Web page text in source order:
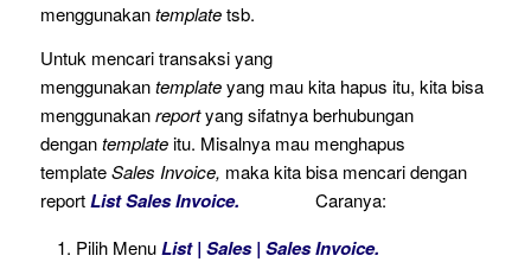
menggunakantemplatetsb.
Untuk mencari transaksi yang
menggunakantemplateyang mau kita hapus itu, kita bisa
menggunakanreportyang sifatnya berhubungan
dengantemplateitu. Misalnya mau menghapus
templateSales Invoice, maka kita bisa mencari dengan
reportList Sales Invoice. Caranya:
Pilih MenuList | Sales | Sales Invoice.